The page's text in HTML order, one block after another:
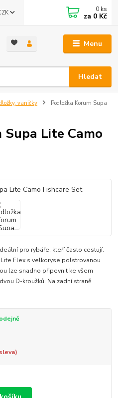
Menu
Hledat
0 ks
za 0 Kč
vaničky
Podložka Korum Supa
Lite Camo
pro rybáře, kteří často cestují.
Lite Flex s velkoryse polstrovanou
lze snadno připevnit ke všem
D-kroužků. Na zadní straně